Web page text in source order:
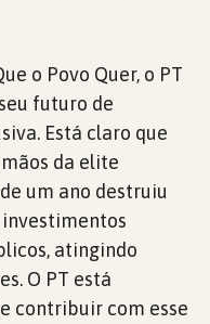
o Povo Quer, o PT
futuro de
Está claro que
da elite
um ano destruiu
atingindo
O PT está
contribuir com esse